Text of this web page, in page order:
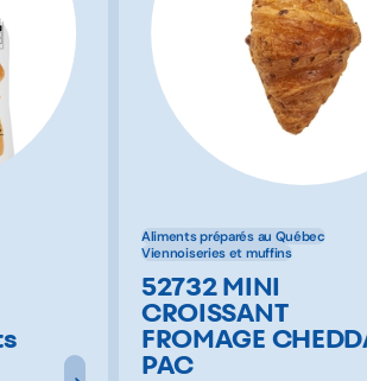
Aliments préparés au Québec
Viennoiseries et muffins
52732 MINI
CROISSANT
FROMAGE
PAC